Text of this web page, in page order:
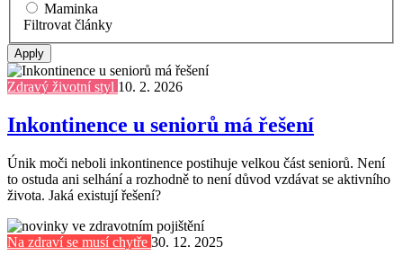
Maminka
Filtrovat články
Zdravý životní styl 10. 2. 2026
Inkontinence u seniorů má řešení
Únik moči neboli inkontinence postihuje velkou část seniorů. Není
to ostuda ani selhání a rozhodně to není důvod vzdávat se aktivního
života. Jaká existují řešení?
Na zdraví se musí chytře 30. 12. 2025